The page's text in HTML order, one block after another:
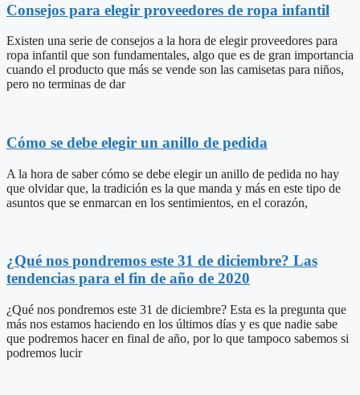
Consejos para elegir proveedores de ropa infantil
Existen una serie de consejos a la hora de elegir proveedores para
ropa infantil que son fundamentales, algo que es de gran importancia
cuando el producto que más se vende son las camisetas para niños,
pero no terminas de dar
Cómo se debe elegir un anillo de pedida
A la hora de saber cómo se debe elegir un anillo de pedida no hay
que olvidar que, la tradición es la que manda y más en este tipo de
asuntos que se enmarcan en los sentimientos, en el corazón,
¿Qué nos pondremos este 31 de diciembre? Las
tendencias para el fin de año de 2020
¿Qué nos pondremos este 31 de diciembre? Esta es la pregunta que
más nos estamos haciendo en los últimos días y es que nadie sabe
que podremos hacer en final de año, por lo que tampoco sabemos si
podremos lucir